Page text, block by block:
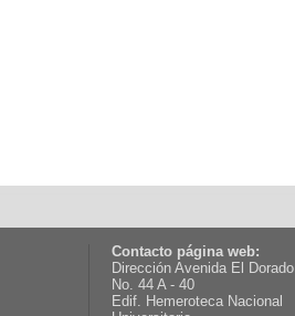
Contacto página web:
Dirección Avenida El Dorado
No. 44 A - 40
Edif. Hemeroteca Nacional